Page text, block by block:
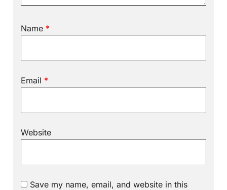
Name *
Email *
Website
Save my name, email, and website in this